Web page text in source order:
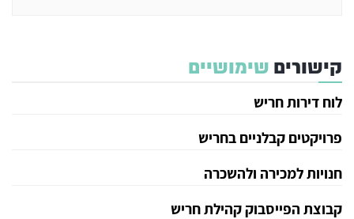
קישורים שימושיים
לוח דירות חריש
פרויקטים קבלניים בחריש
חנויות למכירה ולהשכרה
קבוצת הפייסבוק קהילת חריש